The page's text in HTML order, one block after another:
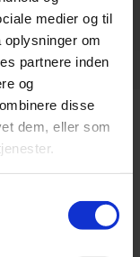
medier og til
om
partnere inden
og
disse
dem, eller som